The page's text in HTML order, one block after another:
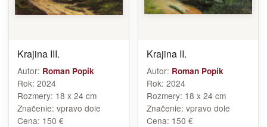
Krajina III.
Autor: Roman Popík
Rok: 2024
Rozmery: 18 x 24 cm
Značenie: vpravo dole
Cena: 150 €
Krajina II.
Autor: Roman Popík
Rok: 2024
Rozmery: 18 x 24 cm
Značenie: vpravo dole
Cena: 150 €